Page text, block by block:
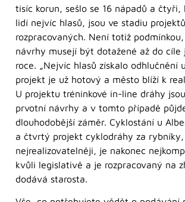
tisíc korun, sešlo se 16 nápadů a čtyři,
lidí nejvíc hlasů, jsou ve stadiu
rozpracovaných. Není totiž
návrhy musejí být dotažené až do
roce. „Nejvíc hlasů získalo odhlučnění
projekt je už hotový a město blíží k
U projektu tréninkové in-line dráhy
prvotní návrhy a v tomto případě
dlouhodobější záměr. Cyklostání u
a čtvrtý projekt cyklodráhy za
nejrealizovatelněji, je nakonec
kvůli legislativě a je rozpracovaný na
dodává starosta.